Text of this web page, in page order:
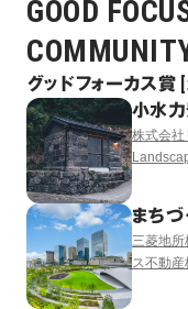
GOOD
グッドフォーカス賞
小水
株式会社
まちづ
三菱地所
ス不動